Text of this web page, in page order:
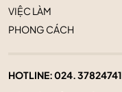
VIỆC LÀM
PHONG CÁCH
HOTLINE:024. 37824741